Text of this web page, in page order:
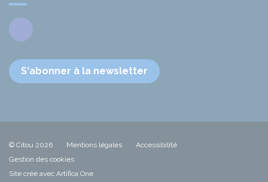
Facebook
S'abonner à la newsletter
© Citou 2026 Mentions légales
Accessibilité
Gestion des cookies
Site créé avec Artifica One